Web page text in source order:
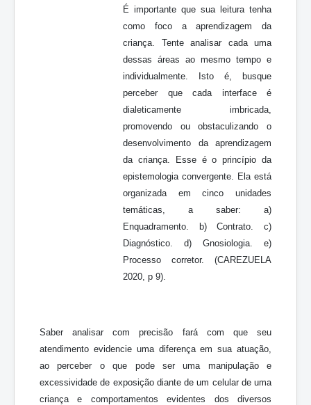
É importante que sua leitura tenha
como foco a aprendizagem da
criança. Tente analisar cada uma
dessas áreas ao mesmo tempo e
individualmente. Isto é, busque
perceber que cada interface é
dialeticamente imbricada,
promovendo ou obstaculizando o
desenvolvimento da aprendizagem
da criança. Esse é o princípio da
epistemologia convergente. Ela está
organizada em cinco unidades
temáticas, a saber: a)
Enquadramento. b) Contrato. c)
Diagnóstico. d) Gnosiologia. e)
Processo corretor. (CAREZUELA
2020, p 9).
Saber analisar com precisão fará com que seu
atendimento evidencie uma diferença em sua atuação,
ao perceber o que pode ser uma manipulação e
excessividade de exposição diante de um celular de uma
criança e comportamentos evidentes dos diversos